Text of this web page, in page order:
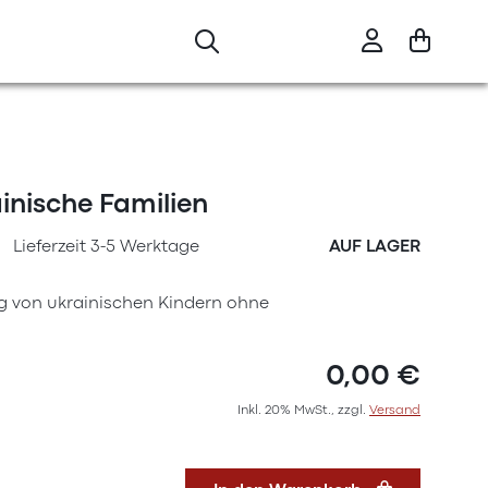
Familien
AUF LAGER
Lieferzeit 3-5 Werktage
von ukrainischen Kindern ohne
0,00 €
Inkl. 20% MwSt., zzgl. Versand